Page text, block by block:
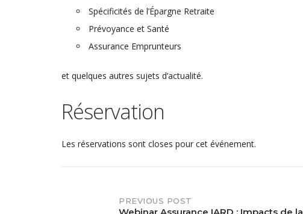
Spécificités de l’Épargne Retraite
Prévoyance et Santé
Assurance Emprunteurs
et quelques autres sujets d’actualité.
Réservation
Les réservations sont closes pour cet événement.
PREVIOUS POST